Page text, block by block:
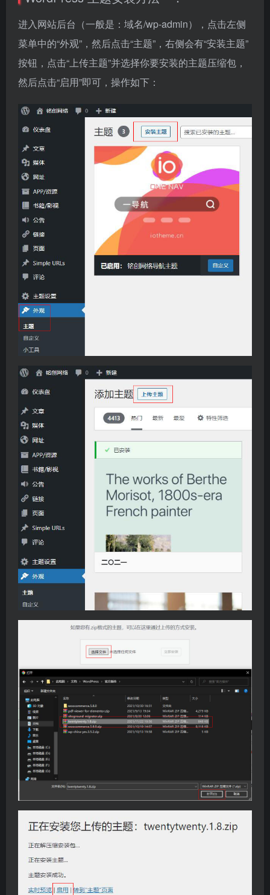
进入网站后台（一般是：域名/wp-admin），点击左侧
菜单中的“外观”，然后点击“主题”，右侧会有“安装主题”
按钮，点击“上传主题”并选择你要安装的主题压缩包，
然后点击“启用”即可，操作如下：